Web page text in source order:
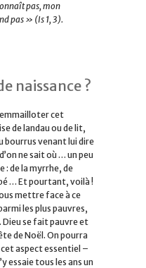
pas, mon
pas » (Is 1, 3).
naissance ?
emmailloter cet
de landau ou de lit,
bourrus venant lui dire
ne sait où … un peu
: de la myrrhe, de
… Et pourtant, voilà !
mettre face à ce
les plus pauvres,
Dieu se fait pauvre et
de Noël. On pourra
aspect essentiel –
essaie tous les ans un